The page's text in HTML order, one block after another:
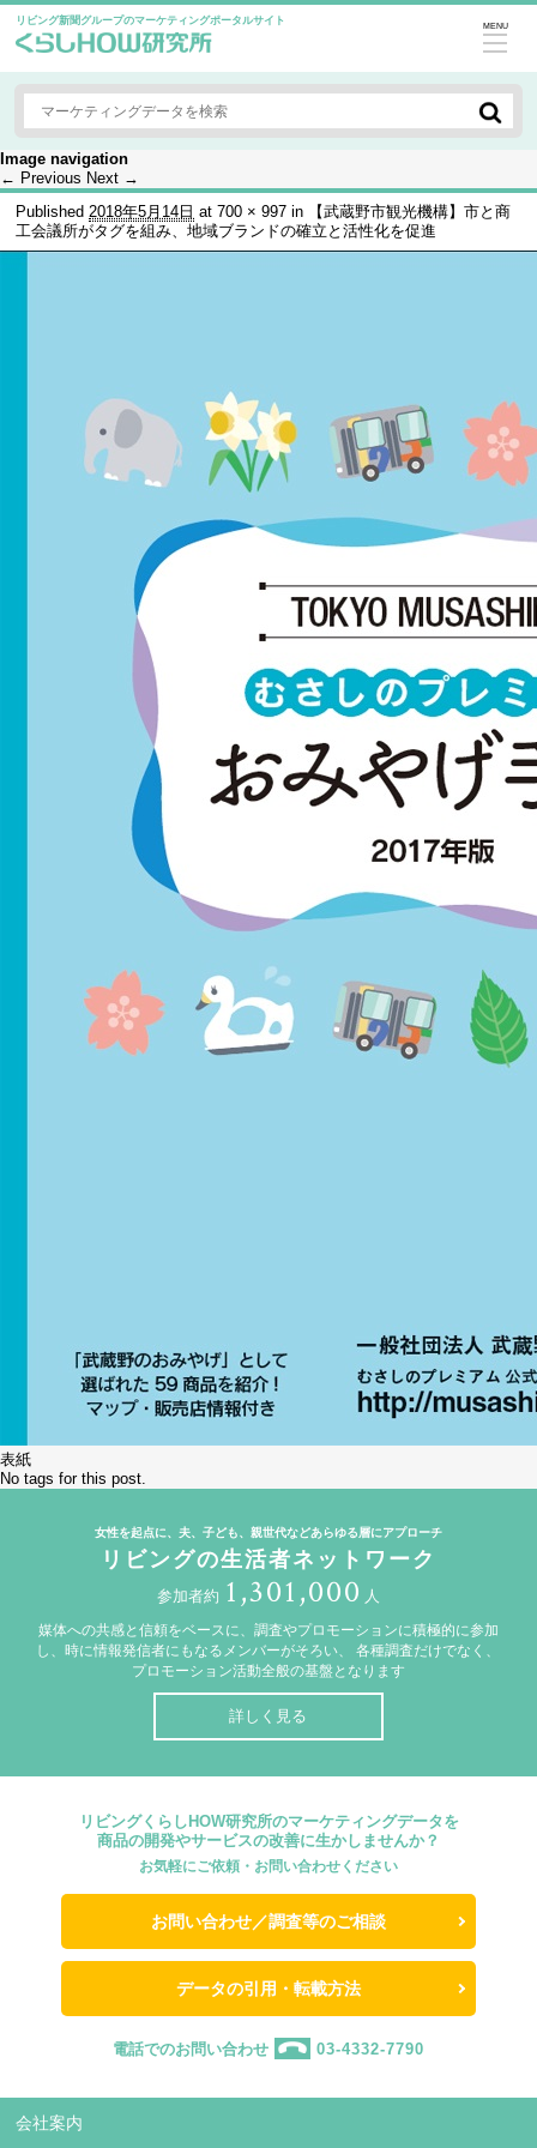
リビング新聞グループのマーケティングポータルサイト MENU
Image navigation
← Previous Next →
Published2018年5月14日 at700 × 997 in
【武蔵野市観光機構】市と商
工会議所がタグを組み、地域ブランドの確立と活性化を促進
表紙
No tags for this post.
女性を起点に、夫、子ども、親世代などあらゆる層にアプローチ
リビングの生活者ネットワーク
参加者約 1,301,000 人
媒体への共感と信頼をベースに、調査やプロモーションに積極的に参加
し、時に情報発信者にもなるメンバーがそろい、
各種調査だけでなく、
プロモーション活動全般の基盤となります
詳しく見る
リビングくらしHOW研究所のマーケティングデータを
商品の開発やサービスの改善に生かしませんか？
お気軽にご依頼・お問い合わせください
お問い合わせ／調査等のご相談
データの引用・転載方法
電話でのお問い合わせ 03-4332-7790
会社案内